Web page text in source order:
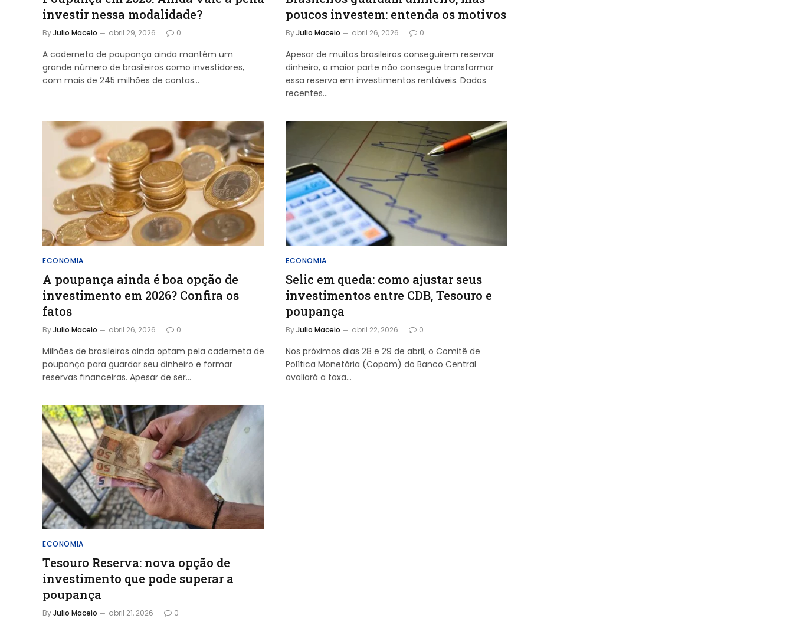
investir nessa modalidade?
ByJulio Maceio abril 29, 2026 0
A caderneta de poupança ainda mantém um
grande número de brasileiros como investidores,
com mais de 245 milhões de contas…
poucos investem: entenda os motivos
ByJulio Maceio abril 26, 2026 0
Apesar de muitos brasileiros conseguirem reservar
dinheiro, a maior parte não consegue transformar
essa reserva em investimentos rentáveis. Dados
recentes…
ECONOMIA
A poupança ainda é boa opção de
investimento em 2026? Confira os
fatos
ByJulio Maceio abril 26, 2026 0
Milhões de brasileiros ainda optam pela caderneta de
poupança para guardar seu dinheiro e formar
reservas financeiras. Apesar de ser…
ECONOMIA
Selic em queda: como ajustar seus
investimentos entre CDB, Tesouro e
poupança
ByJulio Maceio abril 22, 2026 0
Nos próximos dias 28 e 29 de abril, o Comitê de
Política Monetária (Copom) do Banco Central
avaliará a taxa…
ECONOMIA
Tesouro Reserva: nova opção de
investimento que pode superar a
poupança
ByJulio Maceio abril 21, 2026 0